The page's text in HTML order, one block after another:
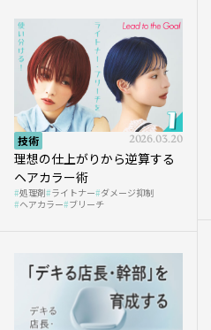
技術 2026.03.20
理想の仕上がりから逆算する
ヘアカラー術
処理剤 ライトナー ダメージ抑制
ヘアカラー ブリーチ